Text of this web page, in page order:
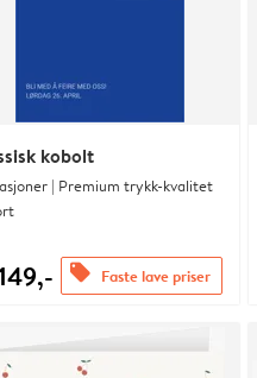
kobolt
| Premium trykk-kvalitet
offers Faste lave priser